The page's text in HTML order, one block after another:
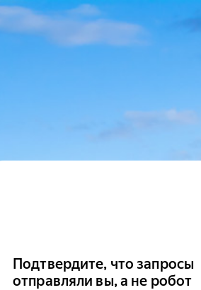
Подтвердите, что запросы
отправляли вы, а не робот